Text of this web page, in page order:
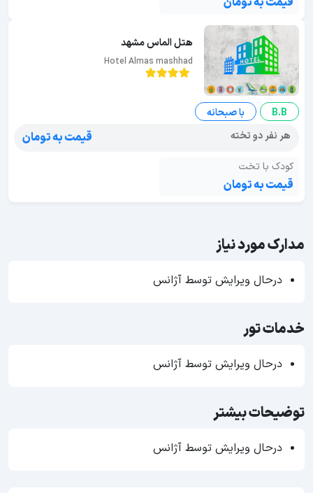
هتل الماس مشهد
Hotel Almas mashhad
B.B
با صبحانه
هر نفر دو تخته
قیمت به تومان
کودک با تخت
قیمت به تومان
مدارک مورد نیاز
درحال ویرایش توسط آژانس
خدمات تور
درحال ویرایش توسط آژانس
توضیحات بیشتر
درحال ویرایش توسط آژانس